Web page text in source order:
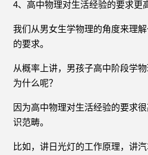
4、高中物理对生活经验的要求更
我们从男女生学物理的角度来理
的要求。
从概率上讲，男孩子高中阶段学
为什么呢？
因为高中物理对生活经验的要求
识范畴。
比如，讲日光灯的工作原理，讲